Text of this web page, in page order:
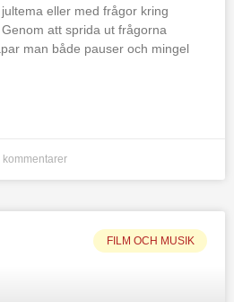
eller med frågor kring
att sprida ut frågorna
man både pauser och mingel
kommentarer
FILM OCH MUSIK